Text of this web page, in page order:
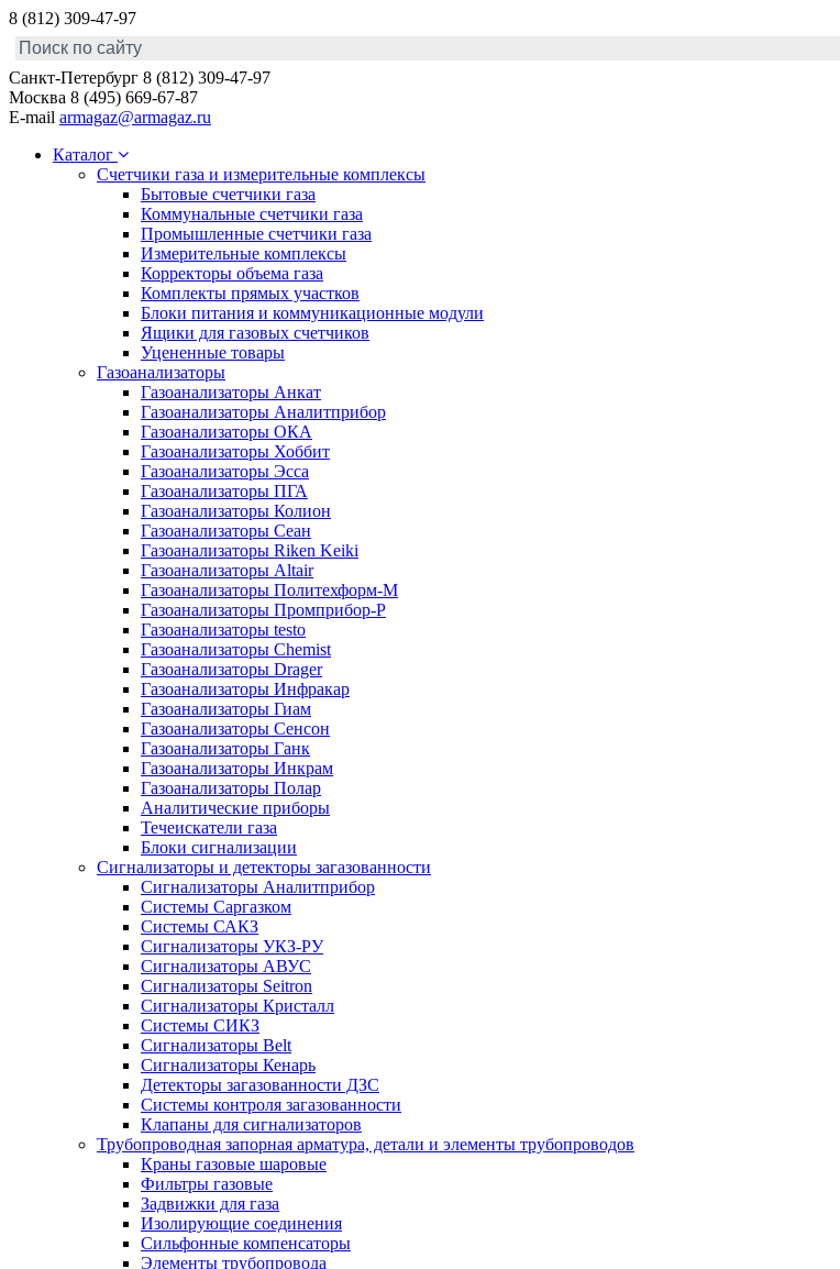
8 (812) 309-47-97
Санкт-Петербург 8 (812) 309-47-97
Москва 8 (495) 669-67-87
E-mail armagaz@armagaz.ru
Каталог
Счетчики газа и измерительные комплексы
Бытовые счетчики газа
Коммунальные счетчики газа
Промышленные счетчики газа
Измерительные комплексы
Корректоры объема газа
Комплекты прямых участков
Блоки питания и коммуникационные модули
Ящики для газовых счетчиков
Уцененные товары
Газоанализаторы
Газоанализаторы Анкат
Газоанализаторы Аналитприбор
Газоанализаторы ОКА
Газоанализаторы Хоббит
Газоанализаторы Эсса
Газоанализаторы ПГА
Газоанализаторы Колион
Газоанализаторы Сеан
Газоанализаторы Riken Keiki
Газоанализаторы Altair
Газоанализаторы Политехформ-М
Газоанализаторы Промприбор-Р
Газоанализаторы testo
Газоанализаторы Chemist
Газоанализаторы Drager
Газоанализаторы Инфракар
Газоанализаторы Гиам
Газоанализаторы Сенсон
Газоанализаторы Ганк
Газоанализаторы Инкрам
Газоанализаторы Полар
Аналитические приборы
Течеискатели газа
Блоки сигнализации
Сигнализаторы и детекторы загазованности
Сигнализаторы Аналитприбор
Системы Саргазком
Системы САКЗ
Сигнализаторы УКЗ-РУ
Сигнализаторы АВУС
Сигнализаторы Seitron
Сигнализаторы Кристалл
Системы СИКЗ
Сигнализаторы Belt
Сигнализаторы Кенарь
Детекторы загазованности ДЗС
Системы контроля загазованности
Клапаны для сигнализаторов
Трубопроводная запорная арматура, детали и элементы трубопроводов
Краны газовые шаровые
Фильтры газовые
Задвижки для газа
Изолирующие соединения
Сильфонные компенсаторы
Элементы трубопровода